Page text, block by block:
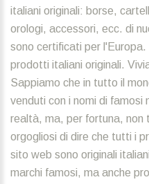
italiani originali: borse,
orologi, accessori, ecc. di
sono certificati per
prodotti italiani originali.
Sappiamo che in tutto il
venduti con i nomi di famosi
realtà, ma, per fortuna, non
orgogliosi di dire che tutti i
sito web sono originali
marchi famosi, ma anche